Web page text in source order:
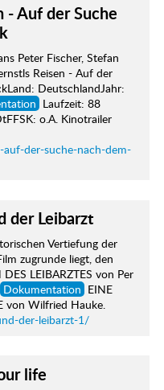
- Auf der Suche
Peter Fischer, Stefan
Reisen - Auf der
DeutschlandJahr:
Laufzeit: 88
o.A. Kinotrailer
der-suche-nach-dem-
der Leibarzt
Vertiefung der
zugrunde liegt, den
LEIBARZTES von Per
Dokumentation EINE
von Wilfried Hauke.
der-leibarzt-1/
life